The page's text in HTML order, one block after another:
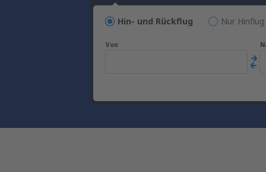
Hin- und Rückflug Nur Hinflug
Von